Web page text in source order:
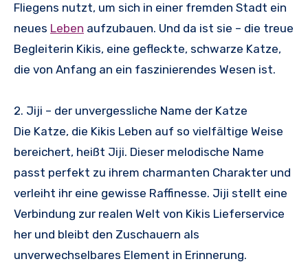
Fliegens nutzt, um sich in einer fremden Stadt ein
neues Leben aufzubauen. Und da ist sie – die treue
Begleiterin Kikis, eine gefleckte, schwarze Katze,
die von Anfang an ein faszinierendes Wesen ist.
2. Jiji – der unvergessliche Name der Katze
Die Katze, die Kikis Leben auf so vielfältige Weise
bereichert, heißt Jiji. Dieser melodische Name
passt perfekt zu ihrem charmanten Charakter und
verleiht ihr eine gewisse Raffinesse. Jiji stellt eine
Verbindung zur realen Welt von Kikis Lieferservice
her und bleibt den Zuschauern als
unverwechselbares Element in Erinnerung.